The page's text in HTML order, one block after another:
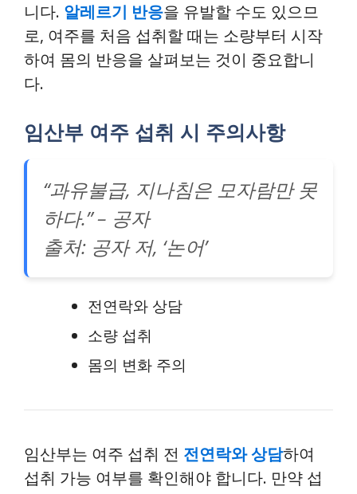
니다. 알레르기 반응을 유발할 수도 있으므
로, 여주를 처음 섭취할 때는 소량부터 시작
하여 몸의 반응을 살펴보는 것이 중요합니
다.
임산부 여주 섭취 시 주의사항
“과유불급, 지나침은 모자람만 못
하다.” – 공자
출처: 공자 저, ‘논어’
전연락와 상담
소량 섭취
몸의 변화 주의
임산부는 여주 섭취 전 전연락와 상담하여
섭취 가능 여부를 확인해야 합니다. 만약 섭